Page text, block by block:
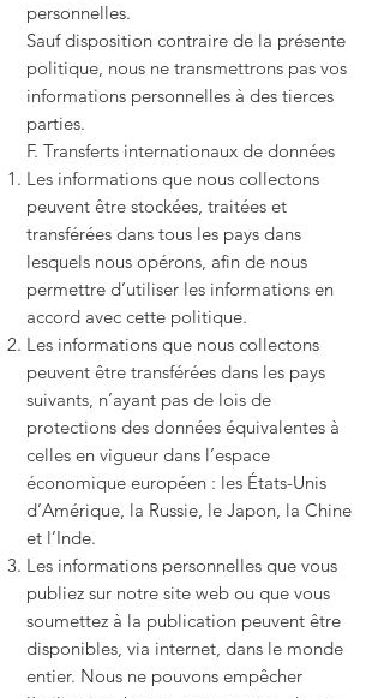
personnelles.
Sauf disposition contraire de la présente
politique, nous ne transmettrons pas vos
informations personnelles à des tierces
parties.
F. Transferts internationaux de données
Les informations que nous collectons
peuvent être stockées, traitées et
transférées dans tous les pays dans
lesquels nous opérons, afin de nous
permettre d’utiliser les informations en
accord avec cette politique.
Les informations que nous collectons
peuvent être transférées dans les pays
suivants, n’ayant pas de lois de
protections des données équivalentes à
celles en vigueur dans l’espace
économique européen : les États-Unis
d’Amérique, la Russie, le Japon, la Chine
et l’Inde.
Les informations personnelles que vous
publiez sur notre site web ou que vous
soumettez à la publication peuvent être
disponibles, via internet, dans le monde
entier. Nous ne pouvons empêcher